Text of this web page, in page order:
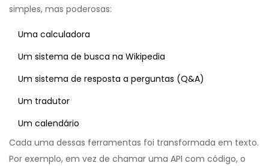
simples, mas poderosas:
Uma calculadora
Um sistema de busca na Wikipedia
Um sistema de resposta a perguntas (Q&A)
Um tradutor
Um calendário
Cada uma dessas ferramentas foi transformada em texto.
Por exemplo, em vez de chamar uma API com código, o